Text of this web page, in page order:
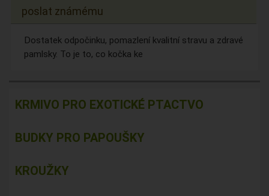
poslat známému
Dostatek odpočinku, pomazlení kvalitní stravu a zdravé
pamlsky. To je to, co kočka ke
KRMIVO PRO EXOTICKÉ PTACTVO
BUDKY PRO PAPOUŠKY
KROUŽKY